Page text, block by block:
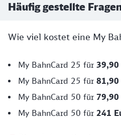
Häufig gestellte
Wie viel kostet eine My
My BahnCard 25 für 39,90
My BahnCard 25 für 81,90
My BahnCard 50 für 79,90
My BahnCard 50 für 241